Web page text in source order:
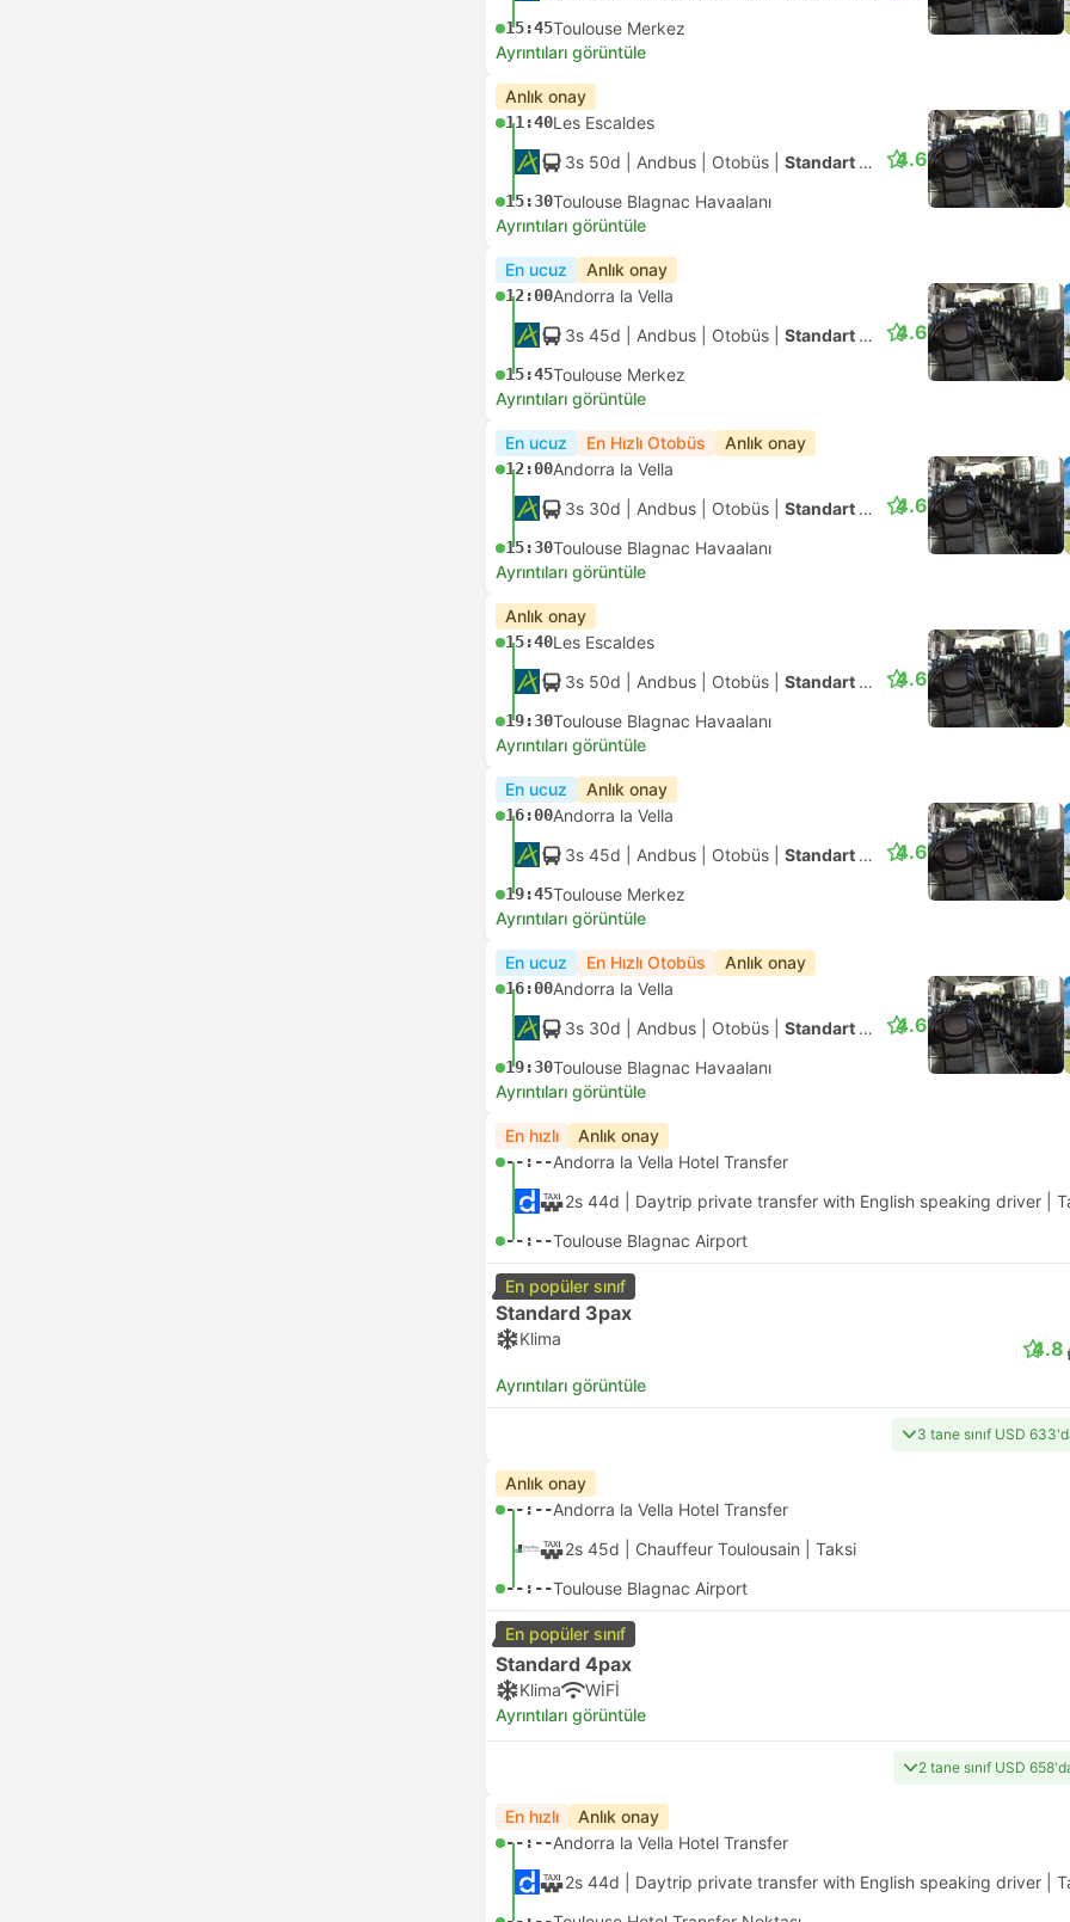
15:45Toulouse Merkez
Ayrıntıları görüntüle
Anlık onay
11:40Les Escaldes
3s 50d | Andbus Otobüs Standart Klimalı
15:30Toulouse Blagnac Havaalanı
4.6
Ayrıntıları görüntüle
En ucuz Anlık onay
12:00Andorra la Vella
3s 45d | Andbus Otobüs Standart Klimalı
15:45Toulouse Merkez
4.6
Ayrıntıları görüntüle
En ucuz En Hızlı Otobüs Anlık onay
12:00Andorra la Vella
3s 30d | Andbus Otobüs Standart Klimalı
15:30Toulouse Blagnac Havaalanı
4.6
Ayrıntıları görüntüle
Anlık onay
15:40Les Escaldes
3s 50d | Andbus Otobüs Standart Klimalı
19:30Toulouse Blagnac Havaalanı
4.6
Ayrıntıları görüntüle
En ucuz Anlık onay
16:00Andorra la Vella
3s 45d | Andbus Otobüs Standart Klimalı
19:45Toulouse Merkez
4.6
Ayrıntıları görüntüle
En ucuz En Hızlı Otobüs Anlık onay
16:00Andorra la Vella
3s 30d | Andbus Otobüs Standart Klimalı
19:30Toulouse Blagnac Havaalanı
4.6
Ayrıntıları görüntüle
En hızlı Anlık onay
--:--Andorra la Vella Hotel Transfer
2s 44d | Daytrip private transfer with English speaking driver
--:--Toulouse Blagnac Airport
En popüler sınıf
Standard 3pax
Klima
Ayrıntıları görüntüle
4.8
3 tane sınıf USD
Anlık onay
--:--Andorra la Vella Hotel Transfer
2s 45d | Chauffeur Toulousain Taksi
--:--Toulouse Blagnac Airport
En popüler sınıf
Standard 4pax
Klima
WİFİ
Ayrıntıları görüntüle
2 tane sınıf USD
En hızlı Anlık onay
--:--Andorra la Vella Hotel Transfer
2s 44d | Daytrip private transfer with English speaking driver